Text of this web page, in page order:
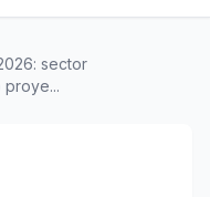
sector
proye...